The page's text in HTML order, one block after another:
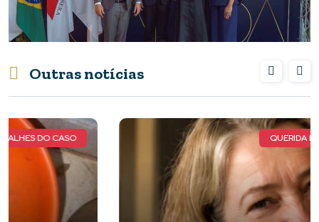
Outras notícias
QUERIDA MARIA LUIZA DE FARIA